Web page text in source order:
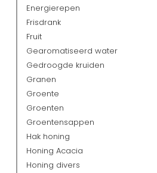
Energierepen
Frisdrank
Fruit
Gearomatiseerd water
Gedroogde kruiden
Granen
Groente
Groenten
Groentensappen
Hak honing
Honing Acacia
Honing divers